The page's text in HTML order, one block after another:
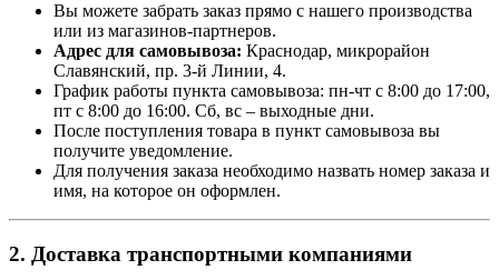
Вы можете забрать заказ прямо с нашего производства
или из магазинов-партнеров.
Адрес для самовывоза: Краснодар, микрорайон
Славянский, пр. 3-й Линии, 4.
График работы пункта самовывоза: пн-чт с 8:00 до 17:00,
пт с 8:00 до 16:00. Сб, вс – выходные дни.
После поступления товара в пункт самовывоза вы
получите уведомление.
Для получения заказа необходимо назвать номер заказа и
имя, на которое он оформлен.
2. Доставка транспортными компаниями